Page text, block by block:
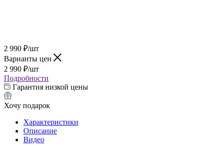
2 990 ₽/шт
Варианты цен
2 990 ₽/шт
Подробности
Гарантия низкой цены
Хочу подарок
Характеристики
Описание
Видео